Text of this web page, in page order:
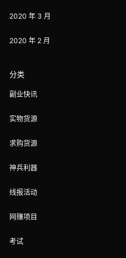
2020 年 3 月
2020 年 2 月
分类
副业快讯
实物货源
求购货源
神兵利器
线报活动
网赚项目
考试